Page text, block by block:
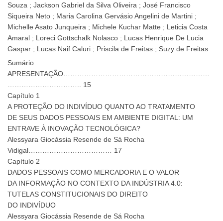
Souza ; Jackson Gabriel da Silva Oliveira ; José Francisco
Siqueira Neto ; Maria Carolina Gervásio Angelini de Martini ;
Michelle Asato Junqueira ; Michele Kuchar Matte ; Leticia Costa
Amaral ; Loreci Gottschalk Nolasco ; Lucas Henrique De Lucia
Gaspar ; Lucas Naif Caluri ; Priscila de Freitas ; Suzy de Freitas
Sumário
APRESENTAÇÃO………………………………………………………
………………………….. 15
Capítulo 1
A PROTEÇÃO DO INDIVÍDUO QUANTO AO TRATAMENTO
DE SEUS DADOS PESSOAIS EM AMBIENTE DIGITAL: UM
ENTRAVE À INOVAÇÃO TECNOLÓGICA?
Alessyara Giocássia Resende de Sá Rocha
Vidigal……………………………… 17
Capítulo 2
DADOS PESSOAIS COMO MERCADORIA E O VALOR
DA INFORMAÇÃO NO CONTEXTO DA INDÚSTRIA 4.0:
TUTELAS CONSTITUCIONAIS DO DIREITO
DO INDIVÍDUO
Alessyara Giocássia Resende de Sá Rocha